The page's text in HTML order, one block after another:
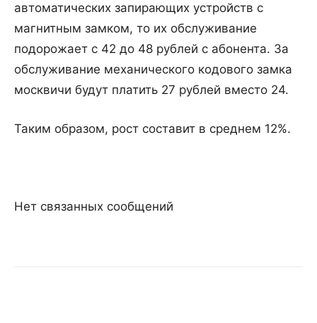
автоматических запирающих устройств с
магнитным замком, то их обслуживание
подорожает с 42 до 48 рублей с абонента. За
обслуживание механического кодового замка
москвичи будут платить 27 рублей вместо 24.
Таким образом, рост составит в среднем 12%.
Нет связанных сообщений